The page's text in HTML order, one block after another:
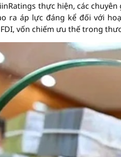
thực hiện, các
ra áp lực đáng kể đối với
vốn chiếm ưu thế trong